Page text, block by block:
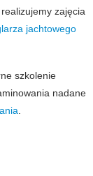
zajęcia
jachtowego
szkolenie
nadane